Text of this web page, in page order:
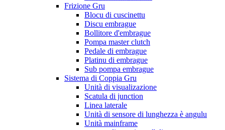
Frizione Gru
Blocu di cuscinettu
Discu embrague
Bollitore d'embrague
Pompa master clutch
Pedale di embrague
Platinu di embrague
Sub pompa embrague
Sistema di Coppia Gru
Unità di visualizazione
Scatula di junction
Linea laterale
Unità di sensore di lunghezza è angulu
Unità mainframe